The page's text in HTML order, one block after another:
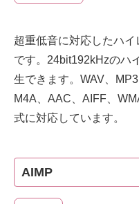
超重低音に対応したハ
です。24bit192kHzのハ
生できます。WAV、
M4A、AAC、AIFF、
式に対応しています。
AIMP